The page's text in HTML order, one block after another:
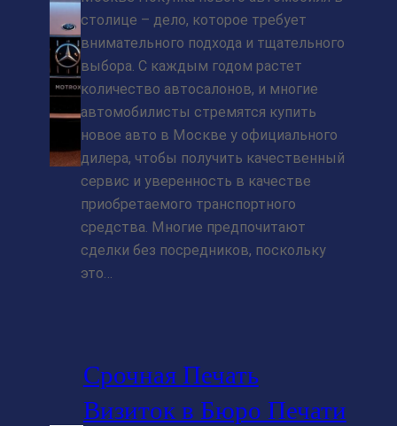
столице – дело, которое требует
внимательного подхода и тщательного
выбора. С каждым годом растет
количество автосалонов, и многие
автомобилисты стремятся купить
новое авто в Москве у официального
дилера, чтобы получить качественный
сервис и уверенность в качестве
приобретаемого транспортного
средства. Многие предпочитают
сделки без посредников, поскольку
это…
Срочная Печать
Визиток в Бюро Печати